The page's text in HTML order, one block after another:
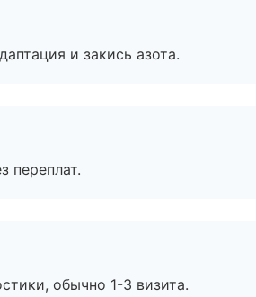
и закись азота.
переплат.
обычно 1-3 визита.